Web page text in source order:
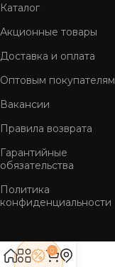
Каталог
Акционные товары
Доставка и оплата
Оптовым покупателям
Вакансии
Правила возврата
Гарантийные
обязательства
Политика
конфиденциальности
0